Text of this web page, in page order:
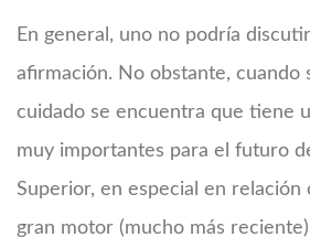
En general, uno no podría
afirmación. No obstante, cuando
cuidado se encuentra que tiene
muy importantes para el futuro
Superior, en especial en relación
gran motor (mucho más